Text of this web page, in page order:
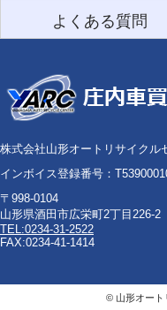
よくある質問
株式会社山形オートリサイクル
インボイス登録番号：
〒998-0104
山形県酒田市広栄町2丁目226-2
TEL:0234-31-2522
FAX:0234-41-1414
© 山形オー